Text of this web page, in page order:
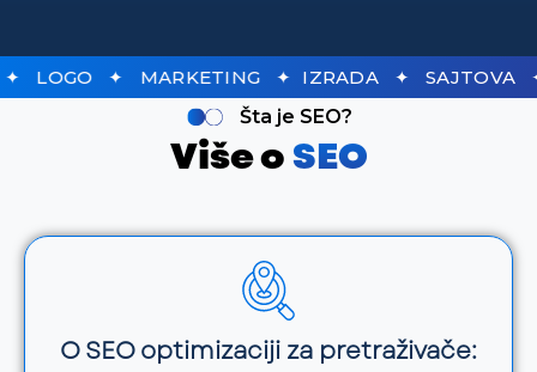
✦ LOGO ✦ MARKETING ✦IZRADA ✦
Šta je SEO?
Više oSEO
O SEO optimizaciji za pretraživače: